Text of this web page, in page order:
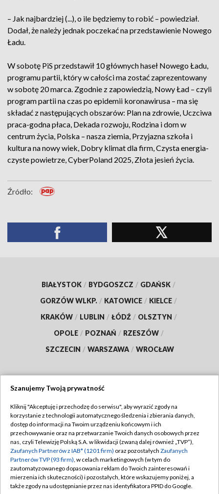
– Jak najbardziej (...), o ile będziemy to robić – powiedział.
Dodał, że należy jednak poczekać na przedstawienie Nowego
Ładu.
W sobotę PiS przedstawił 10 głównych haseł Nowego Ładu,
programu partii, który w całości ma zostać zaprezentowany
w sobotę 20 marca. Zgodnie z zapowiedzią, Nowy Ład – czyli
program partii na czas po epidemii koronawirusa – ma się
składać z następujących obszarów: Plan na zdrowie, Uczciwa
praca-godna płaca, Dekada rozwoju, Rodzina i dom w
centrum życia, Polska – nasza ziemia, Przyjazna szkoła i
kultura na nowy wiek, Dobry klimat dla firm, Czysta energia-
czyste powietrze, CyberPoland 2025, Złota jesień życia.
Źródło:
BIAŁYSTOK / BYDGOSZCZ / GDAŃSK /
GORZÓW WLKP. / KATOWICE / KIELCE /
KRAKÓW / LUBLIN / ŁÓDŹ / OLSZTYN /
OPOLE / POZNAŃ / RZESZÓW /
SZCZECIN / WARSZAWA / WROCŁAW
TVP
Abonament TVP
Emisja w TVP
Centrum informacji TVP
Naziemna Telewizja Cyfrowa
Regulamin TVP
Polityka prywatności
Moje zgody
Pomoc
Szanujemy Twoją prywatność
Kliknij "Akceptuję i przechodzę do serwisu", aby wyrazić zgody na
korzystanie z technologii automatycznego śledzenia i zbierania danych,
dostęp do informacji na Twoim urządzeniu końcowym i ich
przechowywanie oraz na przetwarzanie Twoich danych osobowych przez
nas, czyli Telewizję Polską S.A. w likwidacji (zwaną dalej również „TVP”),
Zaufanych Partnerów z IAB* (1201 firm) oraz pozostałych Zaufanych
Partnerów TVP (93 firm), w celach marketingowych (w tym do
zautomatyzowanego dopasowania reklam do Twoich zainteresowań i
mierzenia ich skuteczności) i pozostałych, które wskazujemy poniżej, a
także zgody na udostępnianie przez nas identyfikatora PPID do Google.